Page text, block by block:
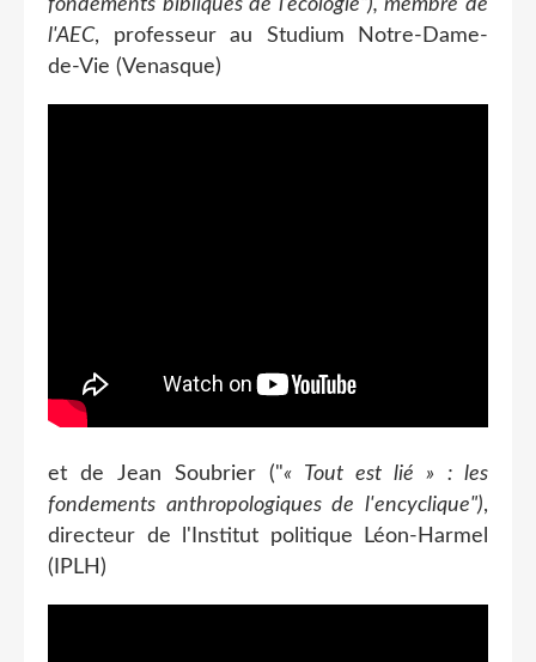
fondements bibliques de l’écologie"), membre de
l'AEC, professeur au Studium Notre-Dame-
de-Vie (Venasque)
et de Jean Soubrier ("« Tout est lié » : les
fondements anthropologiques de l'encyclique"),
directeur de l'Institut politique Léon-Harmel
(IPLH)